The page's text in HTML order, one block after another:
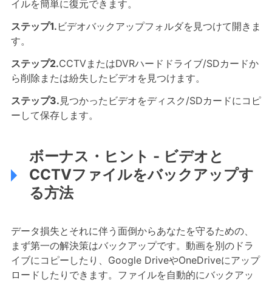
イルを簡単に復元できます。
ステップ1. ビデオバックアップフォルダを見つけて開きま
す。
ステップ2.CCTVまたはDVRハードドライブ/SDカードか
ら削除または紛失したビデオを見つけます。
ステップ3. 見つかったビデオをディスク/SDカードにコピ
ーして保存します。
ボーナス・ヒント - ビデオと
CCTVファイルをバックアップす
る方法
データ損失とそれに伴う面倒からあなたを守るための、
まず第一の解決策はバックアップです。動画を別のドラ
イブにコピーしたり、Google DriveやOneDriveにアップ
ロードしたりできます。ファイルを自動的にバックアッ